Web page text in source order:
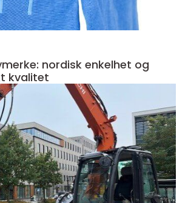
nordisk enkelhet og
kvalitet